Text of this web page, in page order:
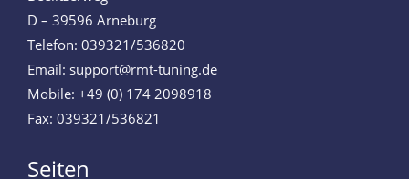
D – 39596 Arneburg
Telefon: 039321/536820
Email: support@rmt-tuning.de
Mobile: +49 (0) 174 2098918
Fax: 039321/536821
Seiten